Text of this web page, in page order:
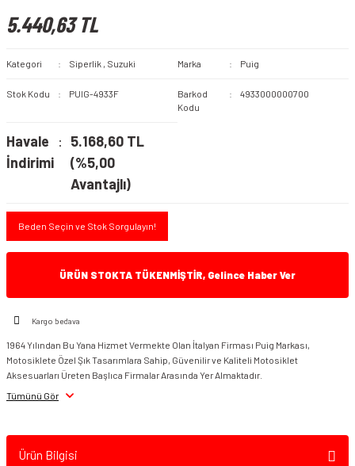
5.440,63 TL
Kategori Siperlik , Suzuki Marka Puig
Stok Kodu PUIG-4933F
Barkod
Kodu
4933000000700
Havale
İndirimi
5.168,60 TL
(%5,00
Avantajlı)
Beden Seçin ve Stok Sorgulayın!
ÜRÜN STOKTA TÜKENMİŞTİR, Gelince Haber Ver
Kargo bedava
1964 Yılından Bu Yana Hizmet Vermekte Olan İtalyan Firması Puig Markası,
Motosiklete Özel Şık Tasarımlara Sahip, Güvenilir ve Kaliteli Motosiklet
Aksesuarları Üreten Başlıca Firmalar Arasında Yer Almaktadır.
Tümünü Gör
Ürün Bilgisi